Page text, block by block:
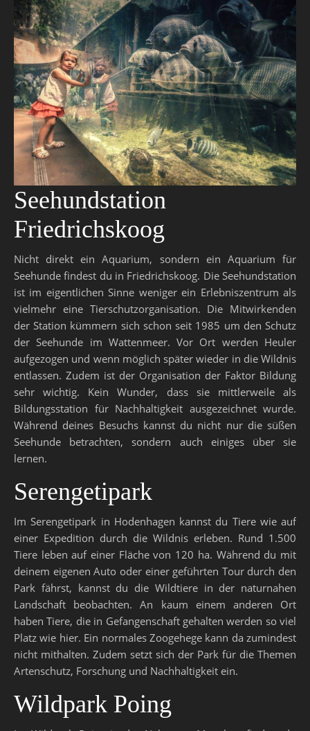
Seehundstation
Friedrichskoog
Nicht direkt ein Aquarium, sondern ein Aquarium für
Seehunde findest du in Friedrichskoog. Die Seehundstation
ist im eigentlichen Sinne weniger ein Erlebniszentrum als
vielmehr eine Tierschutzorganisation. Die Mitwirkenden
der Station kümmern sich schon seit 1985 um den Schutz
der Seehunde im Wattenmeer. Vor Ort werden Heuler
aufgezogen und wenn möglich später wieder in die Wildnis
entlassen. Zudem ist der Organisation der Faktor Bildung
sehr wichtig. Kein Wunder, dass sie mittlerweile als
Bildungsstation für Nachhaltigkeit ausgezeichnet wurde.
Während deines Besuchs kannst du nicht nur die süßen
Seehunde betrachten, sondern auch einiges über sie
lernen.
Serengetipark
Im Serengetipark in Hodenhagen kannst du Tiere wie auf
einer Expedition durch die Wildnis erleben. Rund 1.500
Tiere leben auf einer Fläche von 120 ha. Während du mit
deinem eigenen Auto oder einer geführten Tour durch den
Park fährst, kannst du die Wildtiere in der naturnahen
Landschaft beobachten. An kaum einem anderen Ort
haben Tiere, die in Gefangenschaft gehalten werden so viel
Platz wie hier. Ein normales Zoogehege kann da zumindest
nicht mithalten. Zudem setzt sich der Park für die Themen
Artenschutz, Forschung und Nachhaltigkeit ein.
Wildpark Poing